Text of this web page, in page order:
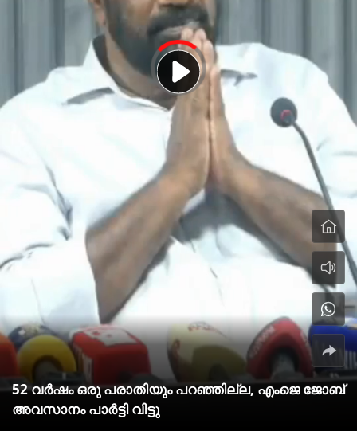
52 വർഷം ഒരു പരാതിയും പറഞ്ഞില്ല, എംജെ ജോബ്
അവസാനം പാർട്ടി വിട്ടു